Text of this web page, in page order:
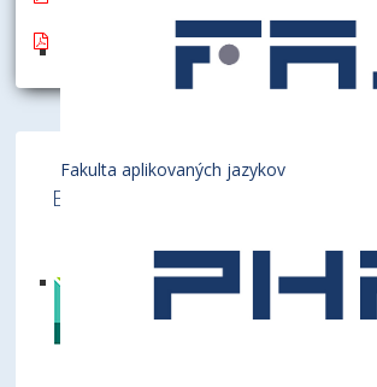
Fakulta aplikovaných jazykov
Výročná správa o hospodárení EU za rok
Ekonomická univerzita v